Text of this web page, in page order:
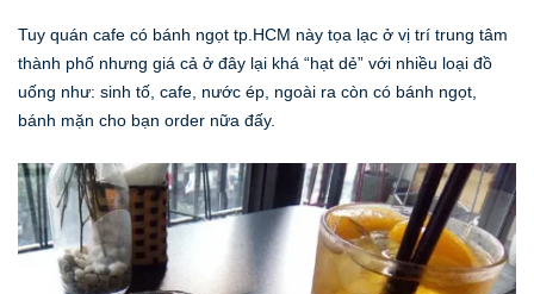
Tuy quán cafe có bánh ngọt tp.HCM này tọa lạc ở vị trí trung tâm
thành phố nhưng giá cả ở đây lại khá “hạt dẻ” với nhiều loại đồ
uống như: sinh tố, cafe, nước ép, ngoài ra còn có bánh ngọt,
bánh mặn cho bạn order nữa đấy.